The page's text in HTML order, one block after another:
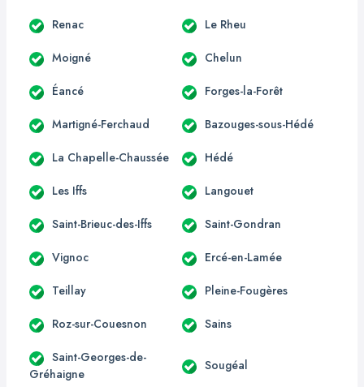
Renac Le Rheu
Moigné Chelun
Éancé Forges-la-Forêt
Martigné-Ferchaud Bazouges-sous-Hédé
La Chapelle-Chaussée Hédé
Les Iffs Langouet
Saint-Brieuc-des-Iffs Saint-Gondran
Vignoc Ercé-en-Lamée
Teillay Pleine-Fougères
Roz-sur-Couesnon Sains
Saint-Georges-de-
Gréhaigne
Sougéal